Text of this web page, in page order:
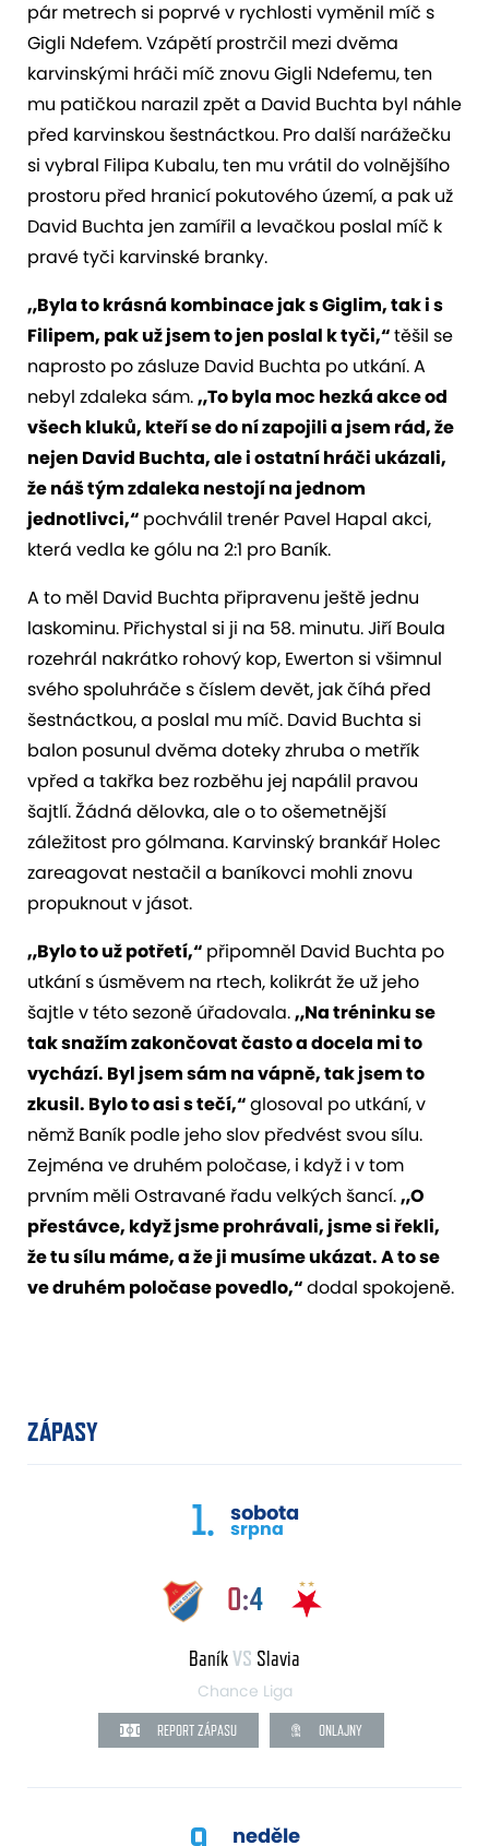
pár metrech si poprvé v rychlosti vyměnil míč s
Gigli Ndefem. Vzápětí prostrčil mezi dvěma
karvinskými hráči míč znovu Gigli Ndefemu, ten
mu patičkou narazil zpět a David Buchta byl náhle
před karvinskou šestnáctkou. Pro další narážečku
si vybral Filipa Kubalu, ten mu vrátil do volnějšího
prostoru před hranicí pokutového území, a pak už
David Buchta jen zamířil a levačkou poslal míč k
pravé tyči karvinské branky.
„Byla to krásná kombinace jak s Giglim, tak i s
Filipem, pak už jsem to jen poslal k tyči,“těšil se
naprosto po zásluze David Buchta po utkání. A
nebyl zdaleka sám.„To byla moc hezká akce od
všech kluků, kteří se do ní zapojili a jsem rád, že
nejen David Buchta, ale i ostatní hráči ukázali,
že náš tým zdaleka nestojí na jednom
jednotlivci,“ pochválil trenér Pavel Hapal akci,
která vedla ke gólu na 2:1 pro Baník.
A to měl David Buchta připravenu ještě jednu
laskominu. Přichystal si ji na 58. minutu. Jiří Boula
rozehrál nakrátko rohový kop, Ewerton si všimnul
svého spoluhráče s číslem devět, jak číhá před
šestnáctkou, a poslal mu míč. David Buchta si
balon posunul dvěma doteky zhruba o metřík
vpřed a takřka bez rozběhu jej napálil pravou
šajtlí. Žádná dělovka, ale o to ošemetnější
záležitost pro gólmana. Karvinský brankář Holec
zareagovat nestačil a baníkovci mohli znovu
propuknout v jásot.
„Bylo to už potřetí,“ připomněl David Buchta po
utkání s úsměvem na rtech, kolikrát že už jeho
šajtle v této sezoně úřadovala.„Na tréninku se
tak snažím zakončovat často a docela mi to
vychází. Byl jsem sám na vápně, tak jsem to
zkusil. Bylo to asi s tečí,“glosoval po utkání, v
němž Baník podle jeho slov předvést svou sílu.
Zejména ve druhém poločase, i když i v tom
prvním měli Ostravané řadu velkých šancí.„O
přestávce, když jsme prohrávali, jsme si řekli,
že tu sílu máme, a že ji musíme ukázat. A to se
ve druhém poločase povedlo,“dodal spokojeně.
ZÁPASY
1. sobota
srpna
0:4
BaníkVS Slavia
Chance Liga
REPORT ZÁPASU ONLAJNY
neděle